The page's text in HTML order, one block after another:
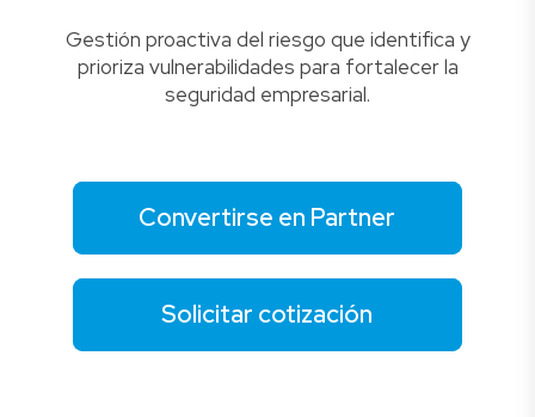
Gestión proactiva del riesgo que identifica y
prioriza vulnerabilidades para fortalecer la
seguridad empresarial.
Convertirse en Partner
Solicitar cotización